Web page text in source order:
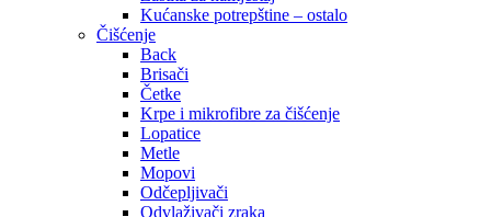
Kućanske potrepštine – ostalo
Čišćenje
Back
Brisači
Četke
Krpe i mikrofibre za čišćenje
Lopatice
Metle
Mopovi
Odčepljivači
Odvlaživači zraka